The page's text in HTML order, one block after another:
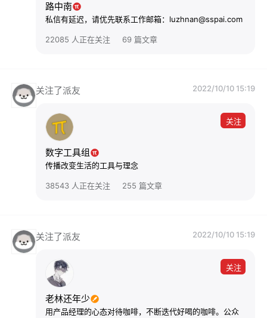
路中南
私信有延迟，请优先联系工作邮箱：luzhnan@sspai.com
22085 人正在关注 69 篇文章
关注了派友 2022/10/10 15:19
关注
数字工具组
传播改变生活的工具与理念
38543 人正在关注 255 篇文章
关注了派友 2022/10/10 15:19
关注
老林还年少
用产品经理的心态对待咖啡，不断迭代好喝的咖啡。公众